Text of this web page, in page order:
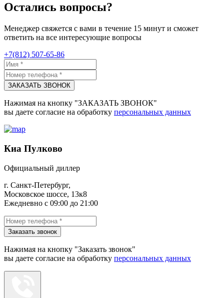
Остались вопросы?
Менеджер свяжется с вами в течение 15 минут и сможет
ответить на все интересующие вопросы
+7(812) 507-65-86
ЗАКАЗАТЬ ЗВОНОК
Нажимая на кнопку "ЗАКАЗАТЬ ЗВОНОК"
вы даете согласие на обработку персональных данных
Киа Пулково
Официальный диллер
г. Санкт-Петербург,
Московское шоссе, 13к8
Ежедневно с 09:00 до 21:00
Заказать звонок
Нажимая на кнопку "Заказать звонок"
вы даете согласие на обработку персональных данных